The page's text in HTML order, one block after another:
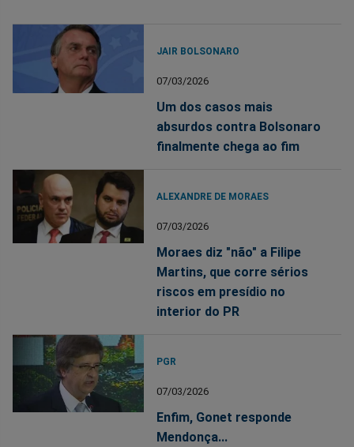
JAIR BOLSONARO
07/03/2026
Um dos casos mais
absurdos contra Bolsonaro
finalmente chega ao fim
ALEXANDRE DE MORAES
07/03/2026
Moraes diz "não" a Filipe
Martins, que corre sérios
riscos em presídio no
interior do PR
PGR
07/03/2026
Enfim, Gonet responde
Mendonça...